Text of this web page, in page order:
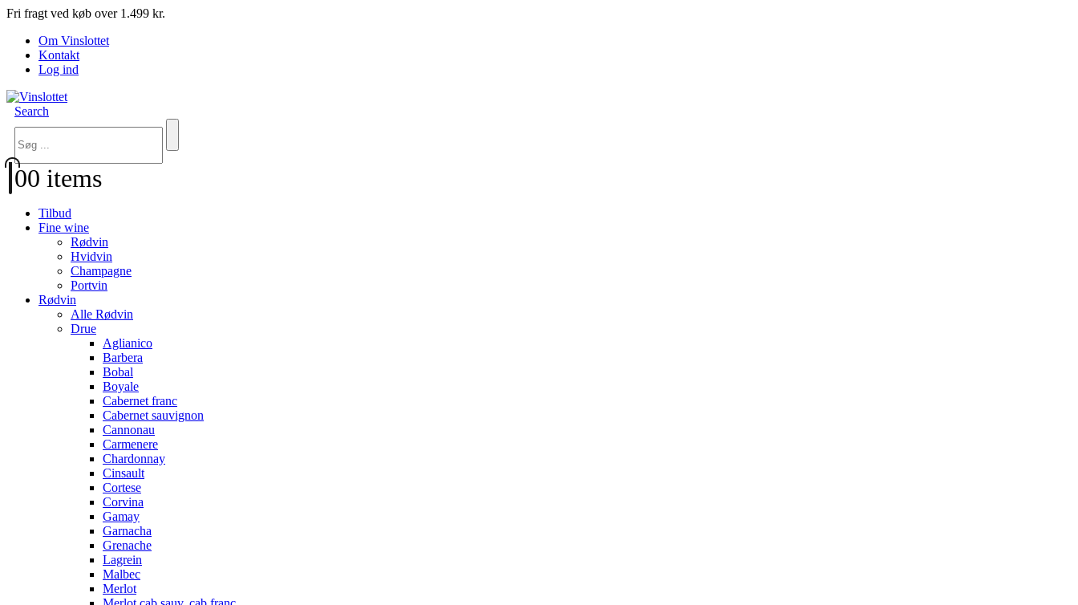
Fri fragt ved køb over 1.499 kr.
Om Vinslottet
Kontakt
Log ind
Search
00 items
Tilbud
Fine wine
Rødvin
Hvidvin
Champagne
Portvin
Rødvin
Alle Rødvin
Drue
Aglianico
Barbera
Bobal
Boyale
Cabernet franc
Cabernet sauvignon
Cannonau
Carmenere
Chardonnay
Cinsault
Cortese
Corvina
Gamay
Garnacha
Grenache
Lagrein
Malbec
Merlot